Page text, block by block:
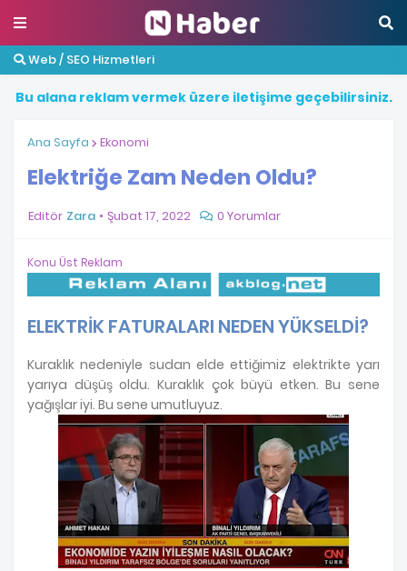
Web / SEO Hizmetleri
Bu alana reklamvermek üzere iletişime geçebilirsiniz.
Ana Sayfa Ekonomi
Elektriğe Zam Neden Oldu?
Editör Zara Şubat 17, 2022 0 Yorumlar
Konu Üst Reklam
ELEKTRİK FATURALARI NEDEN YÜKSELDİ?
Kuraklık nedeniyle sudan elde ettiğimiz elektrikte yarı
yarıya düşüş oldu. Kuraklık çok büyü etken. Bu sene
yağışlar iyi. Bu sene umutluyuz.